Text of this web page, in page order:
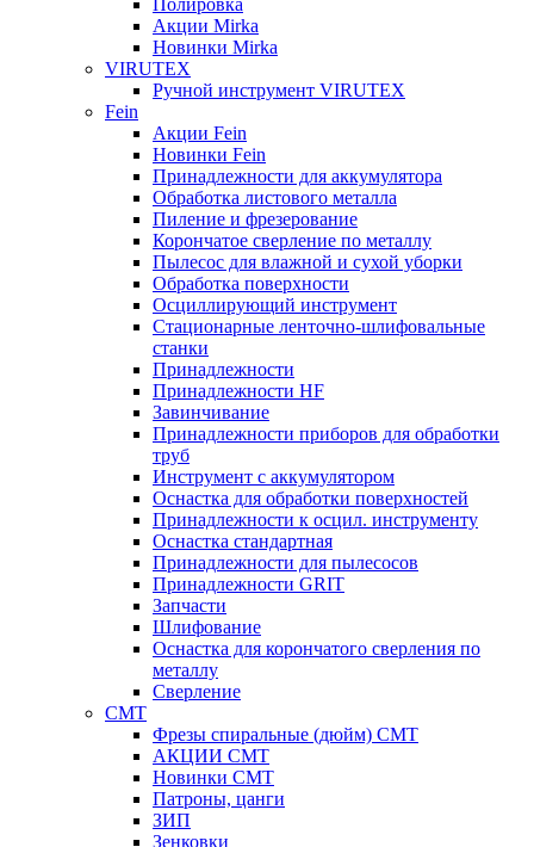
Полировка
Акции Mirka
Новинки Mirka
VIRUTEX
Ручной инструмент VIRUTEX
Fein
Акции Fein
Новинки Fein
Принадлежности для аккумулятора
Обработка листового металла
Пиление и фрезерование
Корончатое сверление по металлу
Пылесос для влажной и сухой уборки
Обработка поверхности
Осциллирующий инструмент
Стационарные ленточно-шлифовальные
станки
Принадлежности
Принадлежности HF
Завинчивание
Принадлежности приборов для обработки
труб
Инструмент с аккумулятором
Оснастка для обработки поверхностей
Принадлежности к осцил. инструменту
Оснастка стандартная
Принадлежности для пылесосов
Принадлежности GRIT
Запчасти
Шлифование
Оснастка для корончатого сверления по
металлу
Сверление
CMT
Фрезы спиральные (дюйм) СМТ
АКЦИИ СМТ
Новинки CMT
Патроны, цанги
ЗИП
Зенковки